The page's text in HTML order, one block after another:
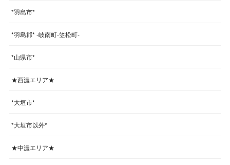
*羽島市*
*羽島郡* -岐南町-笠松町-
*山県市*
★西濃エリア★
*大垣市*
*大垣市以外*
★中濃エリア★